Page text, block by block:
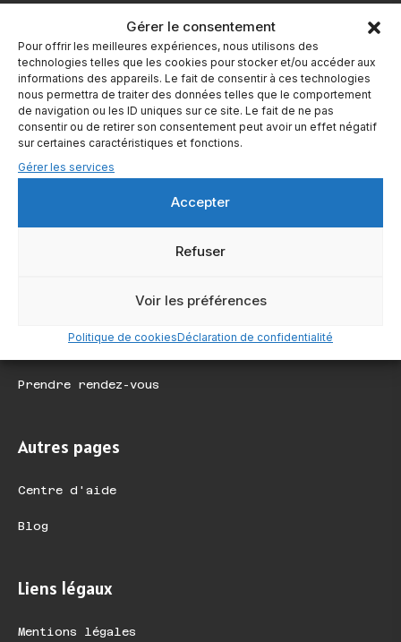
Gérer le consentement
Pour offrir les meilleures expériences, nous utilisons des
technologies telles que les cookies pour stocker et/ou accéder aux
informations des appareils. Le fait de consentir à ces technologies
nous permettra de traiter des données telles que le comportement
de navigation ou les ID uniques sur ce site. Le fait de ne pas
consentir ou de retirer son consentement peut avoir un effet négatif
sur certaines caractéristiques et fonctions.
Gérer les services
Accepter
Refuser
Voir les préférences
Politique de cookiesDéclaration de confidentialité
L’IA qui convertit pour vous
Prendre rendez-vous
Autres pages
Centre d'aide
Blog
Liens légaux
Mentions légales